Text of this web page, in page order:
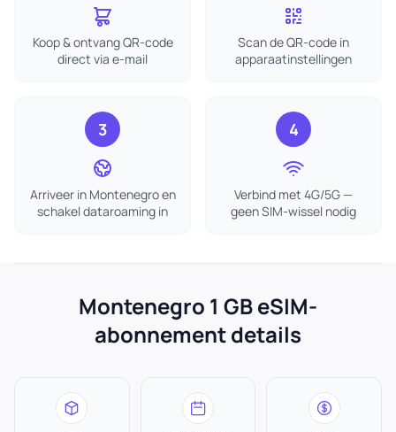
Koop & ontvang QR-code
direct via e-mail
Scan de QR-code in
apparaatinstellingen
3
Arriveer in Montenegro en
schakel dataroaming in
4
Verbind met 4G/5G —
geen SIM-wissel nodig
Montenegro 1 GB eSIM-
abonnement details